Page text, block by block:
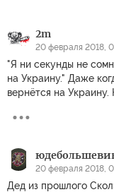
2m
20 февраля 2018,
"Я ни секунды не
на Украину." Даже
вернётся на Украину.
20 февраля 2018,
Дед из прошлого